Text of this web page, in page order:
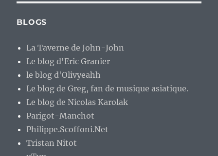
BLOGS
La Taverne de John-John
Le blog d'Eric Granier
le blog d'Olivyeahh
Le blog de Greg, fan de musique asiatique.
Le blog de Nicolas Karolak
Parigot-Manchot
Philippe.Scoffoni.Net
Tristan Nitot